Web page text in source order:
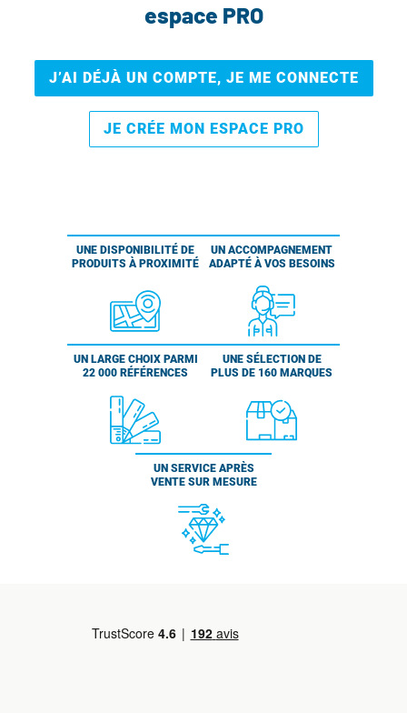
espace PRO
J’AI DÉJÀ UN COMPTE, JE ME CONNECTE
JE CRÉE MON ESPACE PRO
UNE DISPONIBILITÉ DE
PRODUITS À PROXIMITÉ
UN ACCOMPAGNEMENT
ADAPTÉ À VOS BESOINS
UN LARGE CHOIX PARMI
22 000 RÉFÉRENCES
UNE SÉLECTION DE
PLUS DE 160 MARQUES
UN SERVICE APRÈS
VENTE SUR MESURE